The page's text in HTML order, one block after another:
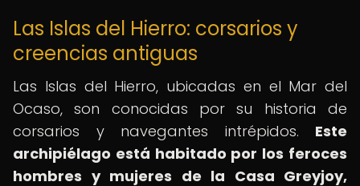
Las Islas del Hierro: corsarios y
creencias antiguas
Las Islas del Hierro, ubicadas en el Mar del
Ocaso, son conocidas por su historia de
corsarios y navegantes intrépidos. Este
archipiélago está habitado por los feroces
hombres y mujeres de la Casa Greyjoy,